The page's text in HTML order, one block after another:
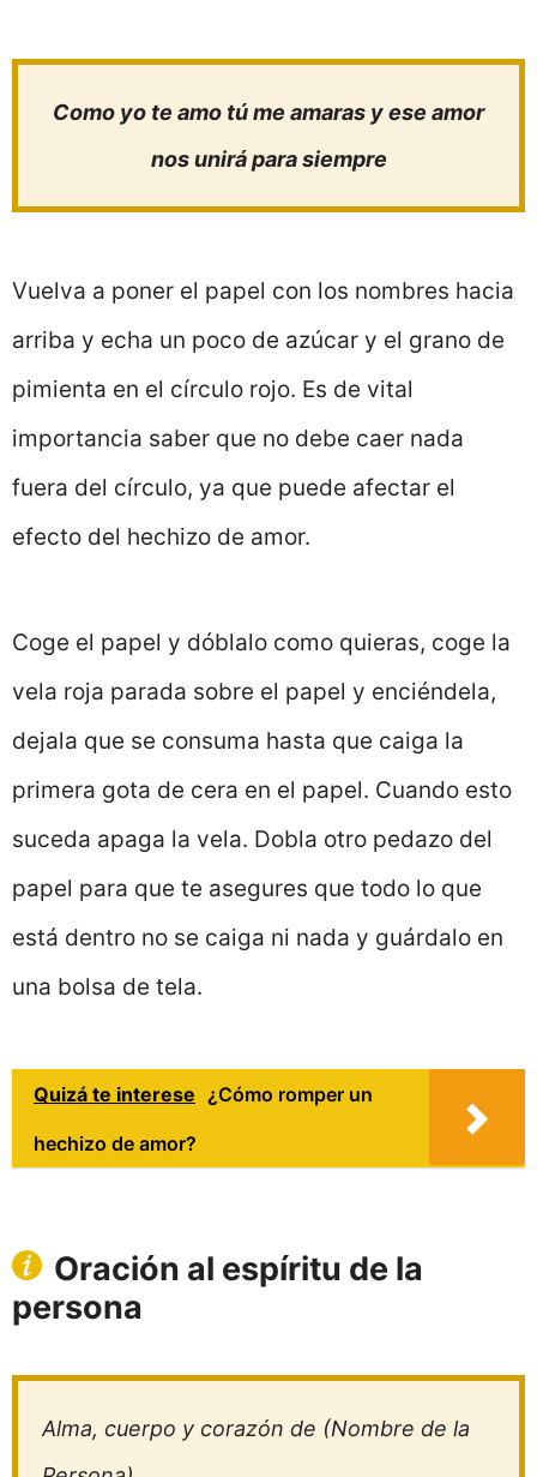
Como yo te amo tú me amaras y ese amor
nos unirá para siempre
Vuelva a poner el papel con los nombres hacia
arriba y echa un poco de azúcar y el grano de
pimienta en el círculo rojo. Es de vital
importancia saber que no debe caer nada
fuera del círculo, ya que puede afectar el
efecto del hechizo de amor.
Coge el papel y dóblalo como quieras, coge la
vela roja parada sobre el papel y enciéndela,
dejala que se consuma hasta que caiga la
primera gota de cera en el papel. Cuando esto
suceda apaga la vela. Dobla otro pedazo del
papel para que te asegures que todo lo que
está dentro no se caiga ni nada y guárdalo en
una bolsa de tela.
Quizá te interese ¿Cómo romper un
hechizo de amor?
Oración al espíritu de la
persona
Alma, cuerpo y corazón de (Nombre de la